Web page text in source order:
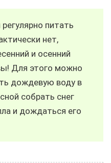
питать
нет,
и осенний
Для этого можно
дождевую воду в
собрать снег
и дождаться его